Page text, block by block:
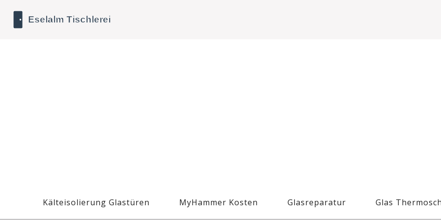
Kälteisolierung Glastüren MyHammer Kosten Glasreparatur Glas